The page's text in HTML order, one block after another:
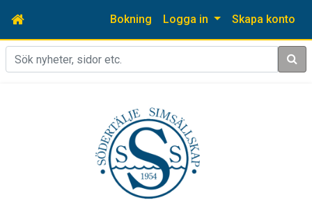
Bokning Logga in Skapa konto
Sök